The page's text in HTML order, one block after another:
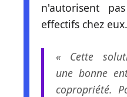
n'autorisent
effectifs chez eux.
« Cette
une bonne
copropriété.